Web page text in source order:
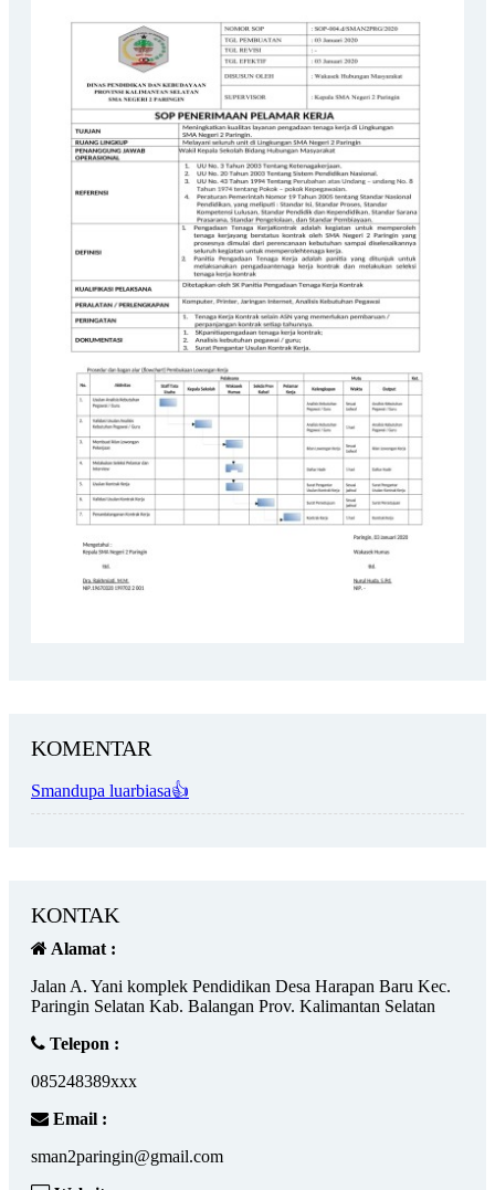
KOMENTAR
Smandupa luarbiasa👍
KONTAK
Alamat :
Jalan A. Yani komplek Pendidikan Desa Harapan Baru Kec.
Paringin Selatan Kab. Balangan Prov. Kalimantan Selatan
Telepon :
085248389xxx
Email :
sman2paringin@gmail.com